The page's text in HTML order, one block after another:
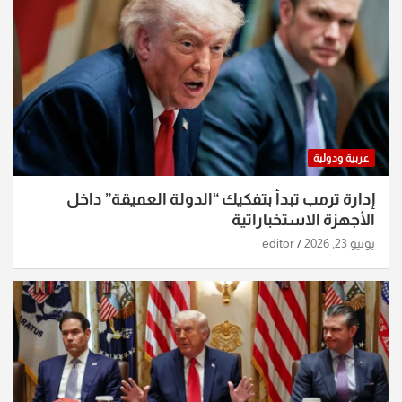
عربية ودولية
إدارة ترمب تبدأ بتفكيك “الدولة العميقة” داخل
الأجهزة الاستخباراتية
يونيو 23, 2026 editor